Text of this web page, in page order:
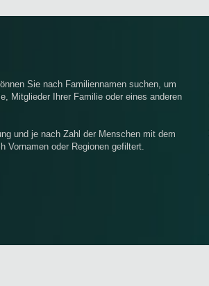
Sie nach Familiennamen suchen, um
Mitglieder Ihrer Familie oder eines anderen
und je nach Zahl der Menschen mit dem
Vornamen oder Regionen gefiltert.